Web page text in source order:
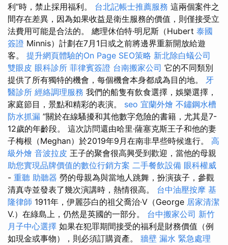
利”時，禁止採用福利。 台北記帳士推薦服務 這兩個案件之
間存在差異，因為如果收益是衛生服務的價值，則僅接受立
法費用可能是合法的。 總理休伯特·明尼斯（Hubert 泰國
簽證 Minnis）計劃在7月1日或之前將邊界重新開放給遊
客。 提升網頁體驗的On Page SEO策略 新北除白蟻公司
雙眼皮 眼科診所 菲律賓簽證 台南搬家公司 它的不同類別
提供了所有獨特的機會，每個機會本身都成為目的地。 牙
醫診所 經絡調理服務 我們的船隻有飲食選擇，娛樂選擇，
家庭節目，景點和精彩的表演。 seo 宜蘭外燴 不鏽鋼水槽
防水抓漏 ”關於在線騷擾和其他數字危險的書籍，尤其是7-
12歲的年齡段。 這次訪問還由哈里·薩塞克斯王子和他的妻
子梅根（Meghan）於2019年9月在南非早些時候進行。 高
級外燴 音波拉皮 王子的聚會很高興受到歡迎，當他的母親
助您實現品牌價值的數位行銷方案 二手餐飲設備 眼科權威
- 重聽 助聽器 勞的母親為與當地人跳舞，扮演孩子，參觀
清真寺並發表了幾次演講時，熱情很高。 台中油壓按摩 基
隆律師 1911年，伊麗莎白的祖父喬治·V（George 居家清潔
V.）在綠島上，仍然是英國的一部分。 台中搬家公司 新竹
月子中心選擇 如果在犯罪期間接受的福利是財務價值（例
如現金或事物），則必須訂購資產。 牆壁 漏水 緊急處理